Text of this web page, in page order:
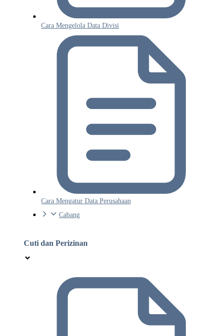
Cara Mengelola Data Divisi
Cara Mengatur Data Perusahaan
Cabang
Cuti dan Perizinan